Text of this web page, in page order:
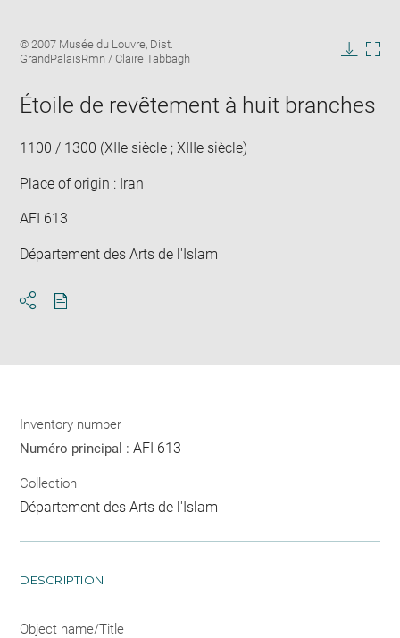
window
Image
caption:
© 2007 Musée du Louvre, Dist.
GrandPalaisRmn / Claire Tabbagh
in
new
Étoile de revêtement à huit branches
1100 / 1300 (XIIe siècle ; XIIIe siècle)
Place of origin : Iran
AFI 613
Département des Arts de l'Islam
Inventory number
Numéro principal :AFI 613
Collection
Département des Arts de l'Islam
DESCRIPTION
Object name/Title